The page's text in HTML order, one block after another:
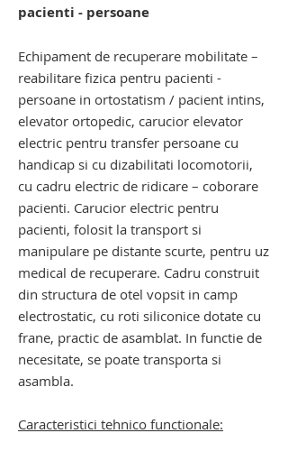
pacienti - persoane
Echipament de recuperare mobilitate –
reabilitare fizica pentru pacienti -
persoane in ortostatism / pacient intins,
elevator ortopedic, carucior elevator
electric pentru transfer persoane cu
handicap si cu dizabilitati locomotorii,
cu cadru electric de ridicare – coborare
pacienti. Carucior electric pentru
pacienti, folosit la transport si
manipulare pe distante scurte, pentru uz
medical de recuperare. Cadru construit
din structura de otel vopsit in camp
electrostatic, cu roti siliconice dotate cu
frane, practic de asamblat. In functie de
necesitate, se poate transporta si
asambla.
Caracteristici tehnico functionale: